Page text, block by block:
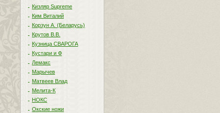
Кизляр Supreme
Ким Виталий
Корзун А. (Беларусь)
Крутов В.В.
Кузница СВАРОГА
Кустари и Ф
Лемакс
Марычев
Матвеев Влад
Мелита-К
НОКС
Окские ножи